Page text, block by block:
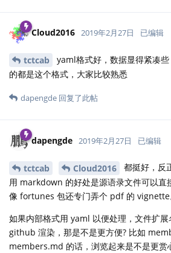
Cloud2016 2019年2月27日 已编辑
tctcab
yaml格式好，数据显得紧凑
的都是这个格式，大家比较熟悉
dapengde 回复了此帖
dapengde 2019年2月27日 已编辑
tctcab Cloud2016
都挺好，反
用 markdown 的好处是源语录文件可以
像 fortunes 包还专门弄个 pdf 的 vignette
如果内部格式用 yaml 以便处理，文件扩
github 渲染，那是不是更方便? 比如
members.md 的话，浏览起来是不是更赏